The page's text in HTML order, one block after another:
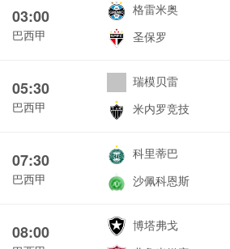
03:00
巴西甲
格雷米奥
圣保罗
05:30
巴西甲
瑞模贝雷
米内罗竞技
07:30
巴西甲
科里蒂巴
沙佩科恩斯
08:00
博塔弗戈